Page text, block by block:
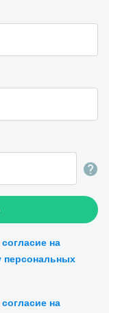
согласие на
персональных
согласие на